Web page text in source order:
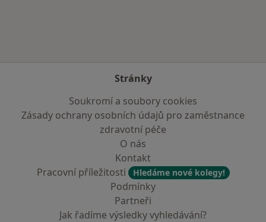
Stránky
Soukromí a soubory cookies
Zásady ochrany osobních údajů pro zaměstnance
zdravotní péče
O nás
Kontakt
Pracovní příležitosti
Hledáme nové kolegy!
Podmínky
Partneři
Jak řadíme výsledky vyhledávání?